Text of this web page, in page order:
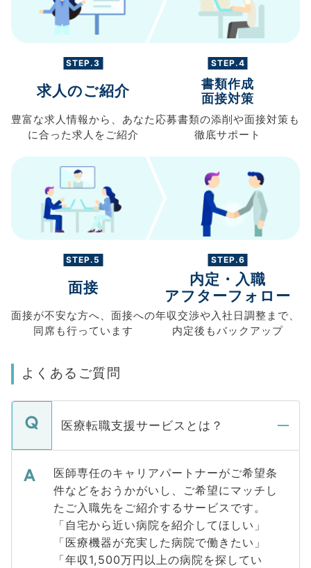
STEP.3
求人のご紹介
豊富な求人情報から、 あなた
に合った求人を ご紹介
STEP.4
書類作成
面接対策
応募書類の添削や面接対策も
徹底サポート
STEP.5
面接
面接が不安な方へ、 面接への
同席も行っています
STEP.6
内定・入職
アフターフォロー
年収交渉や入社日調整まで、
内定後もバックアップ
よくあるご質問
医療転職支援サービスとは？
医師専任のキャリアパートナーがご希望条
件などをおうかがいし、ご希望にマッチし
たご入職先をご紹介するサービスです。
「自宅から近い病院を紹介してほしい」
「医療機器が充実した病院で働きたい」
「年収1,500万円以上の病院を探してい